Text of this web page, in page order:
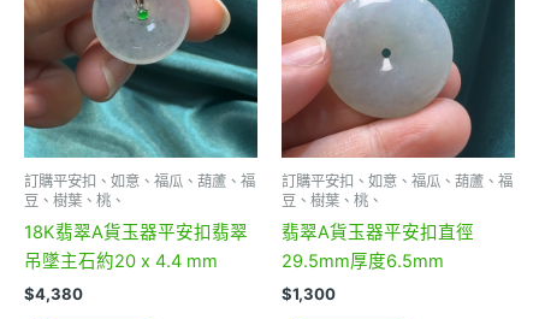
訂購平安扣、如意、福瓜、葫蘆、福
豆、樹葉、桃、
18K翡翠A貨玉器平安扣翡翠
吊墜主石約20 x 4.4 mm
$4,380
訂購平安扣、如意、福瓜、葫蘆、福
豆、樹葉、桃、
翡翠A貨玉器平安扣直徑
29.5mm厚度6.5mm
$1,300